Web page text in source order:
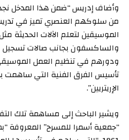
وأضاف إدريس “ضمن هذا المدخل نجد
من سلوكهم العنصري تميز في
الموسيقين لتعلم الآلات الحديثة
والساكسفون بجانب صالات تسجيل
ودورهم في تنظيم العمل
تأسيس الفرق الفنية التي ساهمت
الإريتريين”.
ويشير الباحث إلى مساهمة تلك